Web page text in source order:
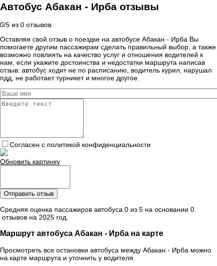
Автобус Абакан - Ирба отзывы
0/5 из 0 отзывов
Оставляя свой отзыв о поездке на автобусе Абакан - Ирба Вы
помогаете другим пассажирам сделать правильный выбор, а также
возможно повлиять на качество услуг и отношения водителей к
нам, если укажите достоинства и недостатки маршрута написав
отзыв: автобус ходит не по расписанию, водитель курил, нарушал
пдд, не работает турникет и многое другое.
Согласен с политикой конфиденциальности
Обновить картинку
Отправить отзыв
Средняя оценка пассажиров автобуса 0 из 5 на основании 0
отзывов на 2025 год.
Маршрут автобуса Абакан - Ирба на карте
Просмотреть все остановки автобуса между Абакан - Ирба можно
на карте маршрута и уточнить у водителя.